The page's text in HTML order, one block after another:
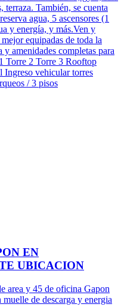
terraza. También, se cuenta
agua, 5 ascensores (1
y energía, y más.Ven y
equipadas de toda la
amenidades completas para
Torre 2 Torre 3 Rooftop
Ingreso vehicular torres
/ 3 pisos
EN
UBICACION
area y 45 de oficina Gapon
de descarga y energia